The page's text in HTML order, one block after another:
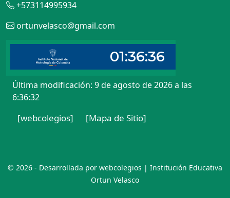
+573114995934
ortunvelasco@gmail.com
Última modificación: 9 de agosto de 2026 a las
6:36:32
[webcolegios] [Mapa de Sitio]
© 2026 - Desarrollada por webcolegios | Institución Educativa
Ortun Velasco